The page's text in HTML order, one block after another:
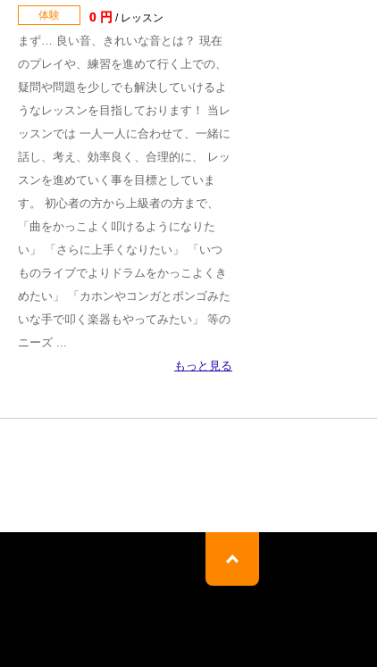
体験
0 円 / レッスン
まず… 良い音、きれいな音とは？ 現在
のプレイや、練習を進めて行く上での、
疑問や問題を少しでも解決していけるよ
うなレッスンを目指しております！ 当レ
ッスンでは 一人一人に合わせて、一緒に
話し、考え、効率良く、合理的に、 レッ
スンを進めていく事を目標としていま
す。 初心者の方から上級者の方まで、
「曲をかっこよく叩けるようになりた
い」 「さらに上手くなりたい」 「いつ
ものライブでよりドラムをかっこよくき
めたい」 「カホンやコンガとボンゴみた
いな手で叩く楽器もやってみたい」 等の
ニーズ ...
もっと見る